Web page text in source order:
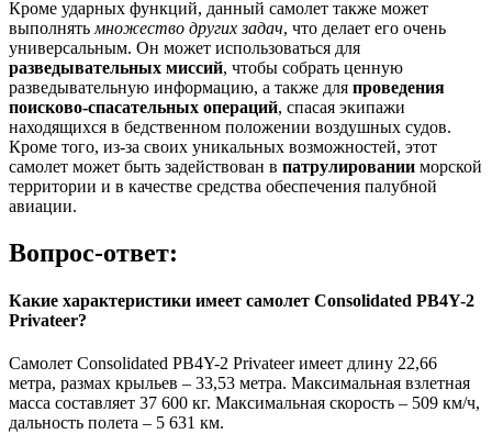
Кроме ударных функций, данный самолет также может
выполнять множество других задач, что делает его очень
универсальным. Он может использоваться для
разведывательных миссий, чтобы собрать ценную
разведывательную информацию, а также для проведения
поисково-спасательных операций, спасая экипажи
находящихся в бедственном положении воздушных судов.
Кроме того, из-за своих уникальных возможностей, этот
самолет может быть задействован в патрулировании морской
территории и в качестве средства обеспечения палубной
авиации.
Вопрос-ответ:
Какие характеристики имеет самолет Consolidated PB4Y-2
Privateer?
Самолет Consolidated PB4Y-2 Privateer имеет длину 22,66
метра, размах крыльев – 33,53 метра. Максимальная взлетная
масса составляет 37 600 кг. Максимальная скорость – 509 км/ч,
дальность полета – 5 631 км.